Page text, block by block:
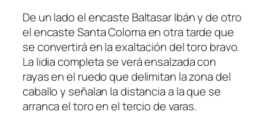
De un lado el encaste Baltasar Ibán y de otro
el encaste Santa Coloma en otra tarde que
se convertirá en la exaltación del toro bravo.
La lidia completa se verá ensalzada con
rayas en el ruedo que delimitan la zona del
caballo y señalan la distancia a la que se
arranca el toro en el tercio de varas.